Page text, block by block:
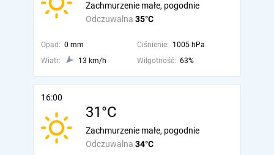
Odczuwalna 35°C
Zachmurzenie małe, pogodnie
Opad: 0 mm Ciśnienie: 1005 hPa
Wiatr:
13 km/h Wilgotność: 63%
16:00
31°C
Odczuwalna 34°C
Zachmurzenie małe, pogodnie